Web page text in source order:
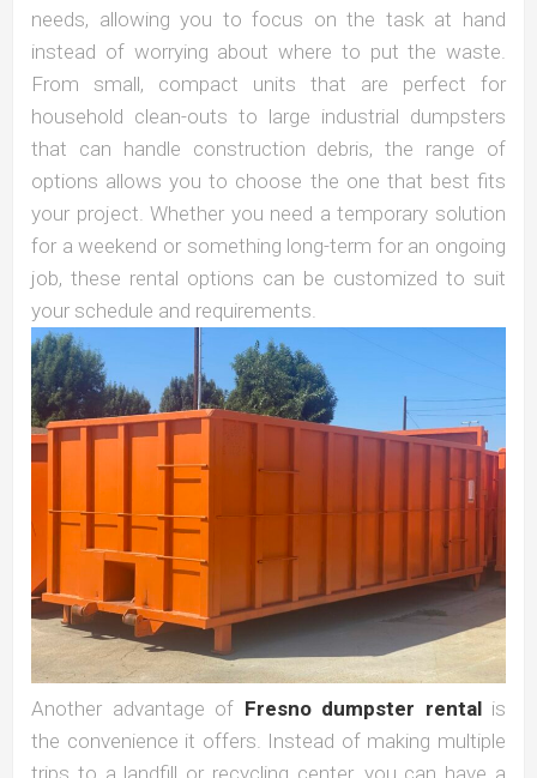
needs, allowing you to focus on the task at hand
instead of worrying about where to put the waste.
From small, compact units that are perfect for
household clean-outs to large industrial dumpsters
that can handle construction debris, the range of
options allows you to choose the one that best fits
your project. Whether you need a temporary solution
for a weekend or something long-term for an ongoing
job, these rental options can be customized to suit
your schedule and requirements.
Another advantage of Fresno dumpster rentalis
the convenience it offers. Instead of making multiple
trips to a landfill or recycling center, you can have a